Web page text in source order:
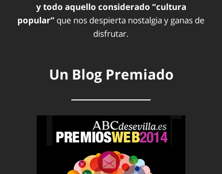
y todo aquello considerado “cultura
popular” que nos despierta nostalgia y ganas de
disfrutar.
Un Blog Premiado